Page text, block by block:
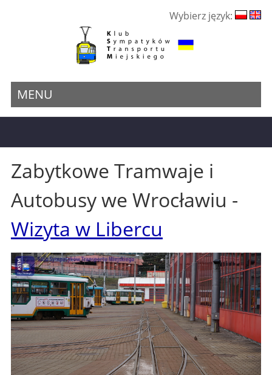
Wybierz język:
MENU
Zabytkowe Tramwaje i
Autobusy we Wrocławiu -
Wizyta w Libercu